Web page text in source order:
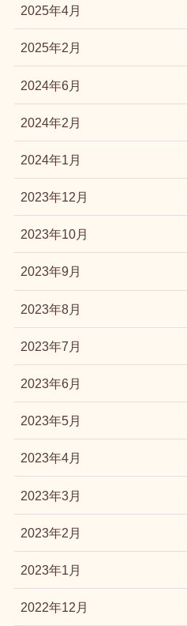
2025年4月
2025年2月
2024年6月
2024年2月
2024年1月
2023年12月
2023年10月
2023年9月
2023年8月
2023年7月
2023年6月
2023年5月
2023年4月
2023年3月
2023年2月
2023年1月
2022年12月